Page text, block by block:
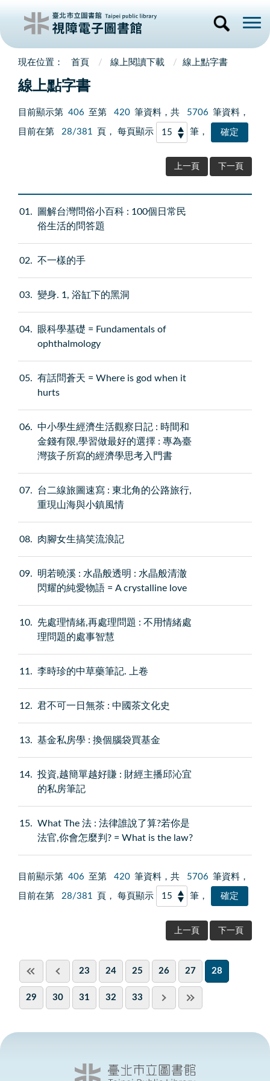
首頁 線上閱讀下載 線上點字書
線上點字書
目前顯示第 406 至第 420 筆資料，共 5706 筆資料，
目前在第 28/381 頁， 每頁顯示 筆，
上一頁 下一頁
01
圖解台灣問俗小百科 : 100個日常民
俗生活的問答題
02 不一樣的手
03 變身. 1, 浴缸下的黑洞
04
眼科學基礎 = Fundamentals of
ophthalmology
05
有話問蒼天 = Where is god when it
hurts
06
中小學生經濟生活觀察日記 : 時間和
金錢有限,學習做最好的選擇 : 專為臺
灣孩子所寫的經濟學思考入門書
07
台二線旅圖速寫 : 東北角的公路旅行,
重現山海與小鎮風情
08 肉腳女生搞笑流浪記
09
明若曉溪 : 水晶般透明 : 水晶般清澈
閃耀的純愛物語 = A crystalline love
10
先處理情緒,再處理問題 : 不用情緒處
理問題的處事智慧
11 李時珍的中草藥筆記. 上卷
12 君不可一日無茶 : 中國茶文化史
13 基金私房學 : 換個腦袋買基金
14
投資,越簡單越好賺 : 財經主播邱沁宜
的私房筆記
15
What The 法 : 法律誰說了算?若你是
法官,你會怎麼判? = What is the law?
目前顯示第 406 至第 420 筆資料，共 5706 筆資料，
目前在第 28/381 頁， 每頁顯示 筆，
上一頁 下一頁
23 24 25 26 27 28
29 30 31 32 33